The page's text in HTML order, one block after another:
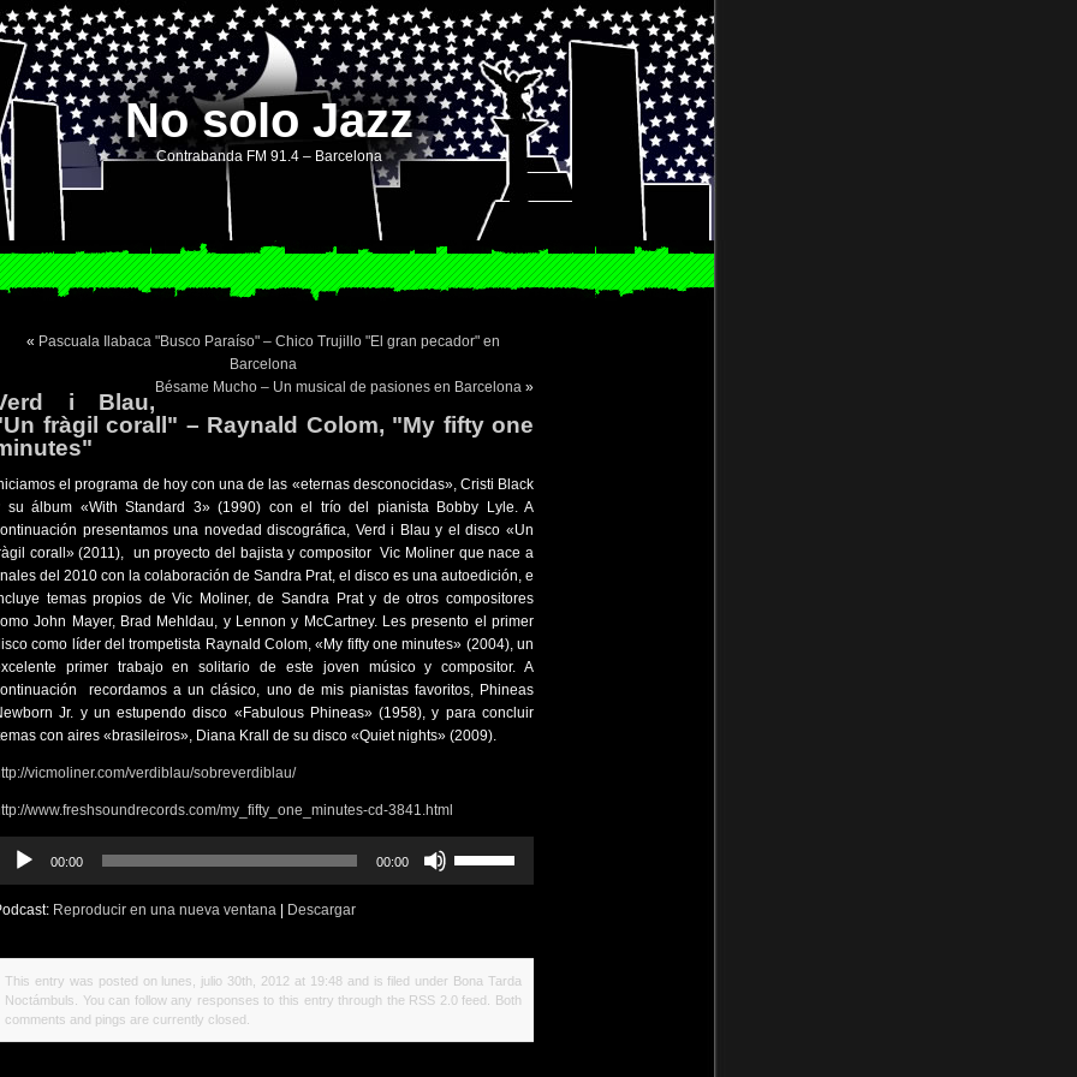
No solo Jazz
Contrabanda FM 91.4 – Barcelona
« Pascuala Ilabaca "Busco Paraíso" – Chico Trujillo "El gran pecador" en
Barcelona
Bésame Mucho – Un musical de pasiones en Barcelona »
i Blau,
fràgil corall" – Raynald Colom, "My fifty one
el programa de hoy con una de las «eternas desconocidas», Cristi Black
su álbum «With Standard 3» (1990) con el trío del pianista Bobby L­­­yle. A
presentamos una novedad discográfica, Verd i Blau y el disco «Un
corall» (2011), un proyecto del bajista y compositor Vic Moliner que nace a
del 2010 con la colaboración de Sandra Prat, el disco es una autoedición, e
temas propios de Vic Moliner, de Sandra Prat y de otros compositores
John Mayer, Brad Mehldau, y Lennon y McCartney. Les presento el primer
como líder del trompetista Raynald Colom, «My fifty one minutes» (2004), un
primer trabajo en solitario de este joven músico y compositor. A
recordamos a un clásico, uno de mis pianistas favoritos, Phineas
Jr. y un estupendo disco «Fabulous Phineas» (1958), y para concluir
con aires «brasileiros», Diana Krall de su disco «Quiet nights» (2009).
vicmoliner.com/verdiblau/sobreverdiblau/
www.freshsoundrecords.com/my_fifty_one_minutes-cd-3841.html
Reproductor
00:00 00:00
las
arriba/abajo
para
aumentar
Reproducir en una nueva ventana Descargar
This entry was posted on lunes, julio 30th, 2012 at 19:48 and is filed under Bona Tarda
Noctámbuls . You can follow any responses to this entry through the RSS 2.0feed. Both
comments and pings are currently closed.